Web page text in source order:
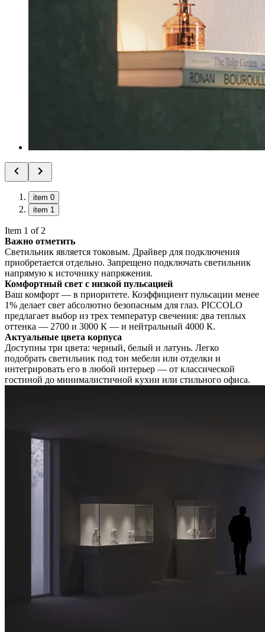
item 0
item 1
Item 1 of 2
Важно отметить
Светильник является токовым. Драйвер для подключения
приобретается отдельно. Запрещено подключать светильник
напрямую к источнику напряжения.
Комфортный свет с низкой пульсацией
Ваш комфорт — в приоритете. Коэффициент пульсации менее
1% делает свет абсолютно безопасным для глаз. PICCOLO
предлагает выбор из трех температур свечения: два теплых
оттенка — 2700 и 3000 К — и нейтральный 4000 К.
Актуальные цвета корпуса
Доступны три цвета: черный, белый и латунь. Легко
подобрать светильник под тон мебели или отделки и
интегрировать его в любой интерьер — от классической
гостиной до минималистичной кухни или стильного офиса.